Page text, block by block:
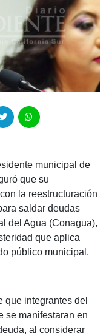
municipal de
que su
la reestructuración
saldar deudas
del Agua (Conagua),
que aplica
público municipal.
que integrantes del
se manifestaran en
al considerar